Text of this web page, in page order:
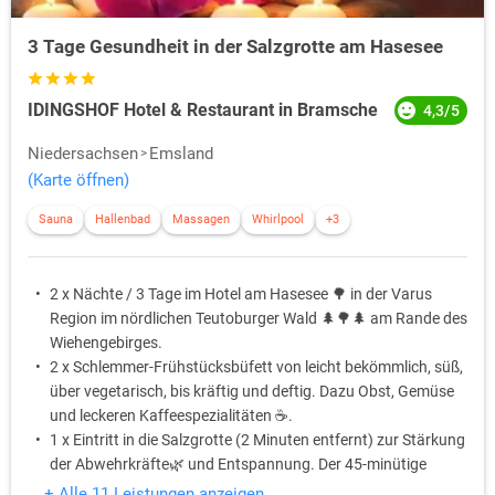
3 Tage Gesundheit in der Salzgrotte am Hasesee
IDINGSHOF Hotel & Restaurant in Bramsche 4,3/5
Niedersachsen
Emsland
(Karte öffnen)
Sauna Hallenbad Massagen Whirlpool +3
2 x Nächte / 3 Tage im Hotel am Hasesee 🌳 in der Varus
Region im nördlichen Teutoburger Wald 🌲🌳🌲 am Rande des
Wiehengebirges.
2 x Schlemmer-Frühstücksbüfett von leicht bekömmlich, süß,
über vegetarisch, bis kräftig und deftig. Dazu Obst, Gemüse
und leckeren Kaffeespezialitäten ☕️.
1 x Eintritt in die Salzgrotte (2 Minuten entfernt) zur Stärkung
der Abwehrkräfte🌿 und Entspannung. Der 45-minütige
Aufenthalt in der Grotte wirkt wie ein Tag am Meer! 🏖️